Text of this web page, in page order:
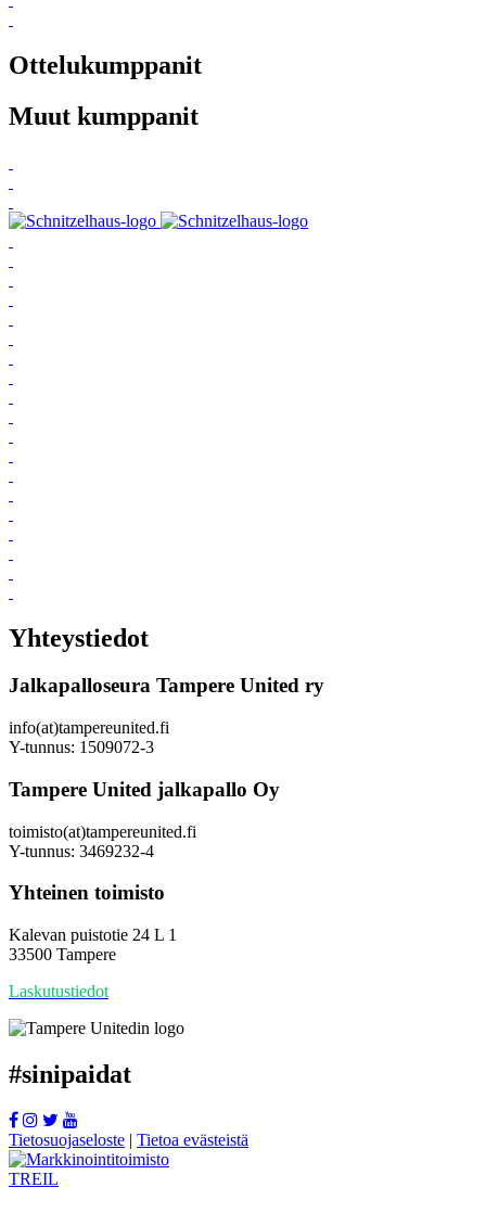
Ottelukumppanit
Muut kumppanit
Yhteystiedot
Jalkapalloseura Tampere United ry
info(at)tampereunited.fi
Y-tunnus: 1509072-3
Tampere United jalkapallo Oy
toimisto(at)tampereunited.fi
Y-tunnus: 3469232-4
Yhteinen toimisto
Kalevan puistotie 24 L 1
33500 Tampere
Laskutustiedot
#sinipaidat
Tietosuojaseloste | Tietoa evästeistä